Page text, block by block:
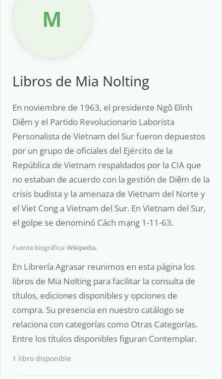
M
Libros de Mia Nolting
En noviembre de 1963, el presidente Ngô Đình
Diệm y el Partido Revolucionario Laborista
Personalista de Vietnam del Sur fueron depuestos
por un grupo de oficiales del Ejército de la
República de Vietnam respaldados por la CIA que
no estaban de acuerdo con la gestión de Diệm de la
crisis budista y la amenaza de Vietnam del Norte y
el Viet Cong a Vietnam del Sur. En Vietnam del Sur,
el golpe se denominó Cách mạng 1-11-63.
Fuente biográfica:Wikipedia.
En Librería Agrasar reunimos en esta página los
libros de Mia Nolting para facilitar la consulta de
títulos, ediciones disponibles y opciones de
compra. Su presencia en nuestro catálogo se
relaciona con categorías como Otras Categorías.
Entre los títulos disponibles figuran Contemplar.
1 libro disponible